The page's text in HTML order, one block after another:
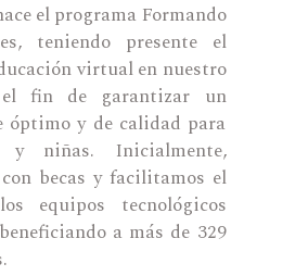
el programa Formando
teniendo presente el
virtual en nuestro
fin de garantizar un
óptimo y de calidad para
niñas. Inicialmente,
becas y facilitamos el
equipos tecnológicos
a más de 329